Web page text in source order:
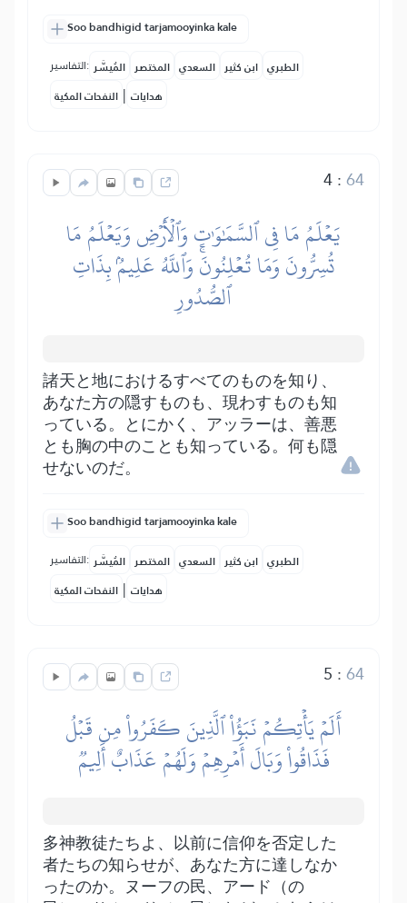
Soo bandhigid tarjamooyinka kale
التفاسير: المُيسَّر المختصر السعدي ابن كثير الطبري
النفحات المكية | هدايات
4:64
يَعۡلَمُ مَا فِي ٱلسَّمَٰوَٰتِ وَٱلۡأَرۡضِ وَيَعۡلَمُ مَا
تُسِرُّونَ وَمَا تُعۡلِنُونَۚ وَٱللَّهُ عَلِيمُۢ بِذَاتِ
ٱلصُّدُورِ
諸天と地におけるすべてのものを知り、
あなた方の隠すものも、現わすものも知
っている。とにかく、アッラーは、善悪
とも胸の中のことも知っている。何も隠
せないのだ。
Soo bandhigid tarjamooyinka kale
التفاسير: المُيسَّر المختصر السعدي ابن كثير الطبري
النفحات المكية | هدايات
5 :64
أَلَمۡ يَأۡتِكُمۡ نَبَؤُاْ ٱلَّذِينَ كَفَرُواْ مِن قَبۡلُ
فَذَاقُواْ وَبَالَ أَمۡرِهِمۡ وَلَهُمۡ عَذَابٌ أَلِيمٞ
多神教徒たちよ、以前に信仰を否定した
者たちの知らせが、あなた方に達しなか
ったのか。ヌーフの民、アード（の